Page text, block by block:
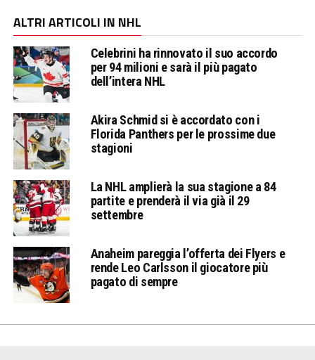
ALTRI ARTICOLI IN NHL
Celebrini ha rinnovato il suo accordo
per 94 milioni e sarà il più pagato
dell’intera NHL
Akira Schmid si è accordato con i
Florida Panthers per le prossime due
stagioni
La NHL amplierà la sua stagione a 84
partite e prenderà il via già il 29
settembre
Anaheim pareggia l’offerta dei Flyers e
rende Leo Carlsson il giocatore più
pagato di sempre